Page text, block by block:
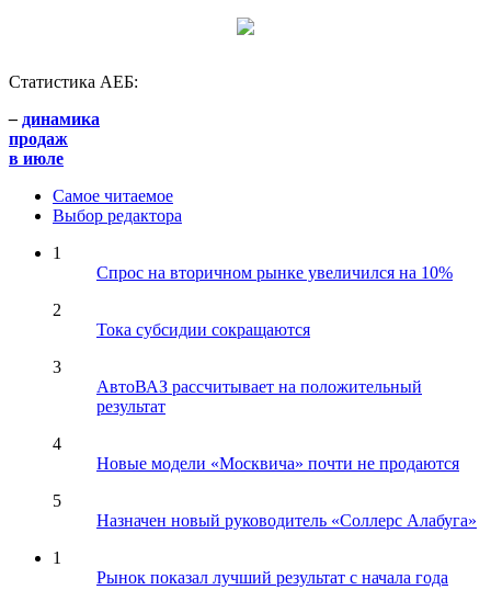
Статистика АЕБ:
– динамика
продаж
в июле
Самое читаемое
Выбор редактора
1
Спрос на вторичном рынке увеличился на 10%
2
Тока субсидии сокращаются
3
АвтоВАЗ рассчитывает на положительный
результат
4
Новые модели «Москвича» почти не продаются
5
Назначен новый руководитель «Соллерс Алабуга»
1
Рынок показал лучший результат с начала года